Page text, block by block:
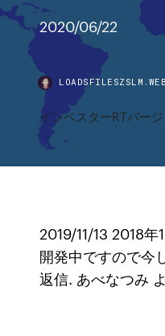
2020/06/22
インベスターRTバー
2019/11/13 2018
開発中ですので今
返信. あべなつみ